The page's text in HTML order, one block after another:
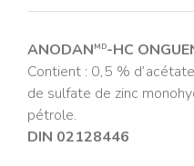
ANODANMD-HC
Contient : 0,5 %
de sulfate de zinc
pétrole.
DIN 02128446